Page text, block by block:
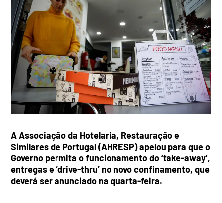
A Associação da Hotelaria, Restauração e
Similares de Portugal (AHRESP) apelou para que o
Governo permita o funcionamento do ‘take-away’,
entregas e ‘drive-thru’ no novo confinamento, que
deverá ser anunciado na quarta-feira.